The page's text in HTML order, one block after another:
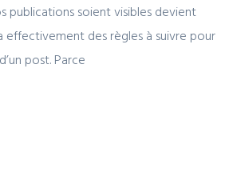
publications soient visibles devient
effectivement des règles à suivre pour
post. Parce